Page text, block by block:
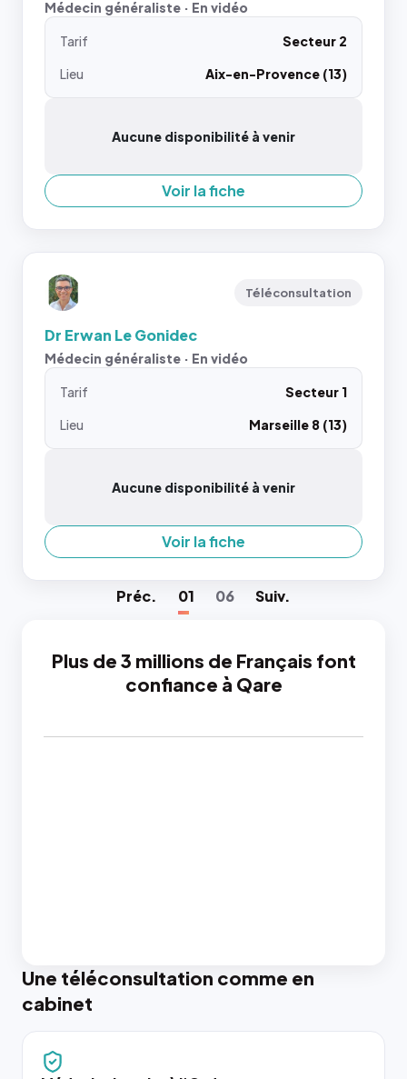
Médecin généraliste · En vidéo
Tarif
Secteur 2
Lieu
Aix-en-Provence (13)
Aucune disponibilité à venir
Voir la fiche
Téléconsultation
Dr Erwan Le Gonidec
Médecin généraliste · En vidéo
Tarif
Secteur 1
Lieu
Marseille 8 (13)
Aucune disponibilité à venir
Voir la fiche
Préc. 01 06 Suiv.
Plus de 3 millions de Français font
confiance à Qare
Une téléconsultation comme en
cabinet